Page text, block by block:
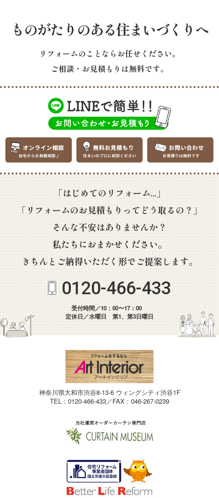
ものがたりのある住まいづくりへ
リフォームのことならお任せください。
ご相談・お見積もりは無料です。
「はじめてのリフォーム...」
「リフォームのお見積もりってどう取るの？」
そんな不安はありませんか？
私たちにおまかせください。
きちんとご納得いただく形でご提案します。
0120-466-433
受付時間／10：00〜17：00
定休日／水曜日 第1、第3日曜日
神奈川県大和市渋谷8-13-6 ウィングシティ渋谷1F
TEL：0120-466-433／FAX：046-267-0239